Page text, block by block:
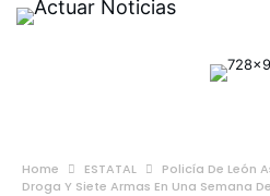
Home ESTATAL
Policía De León
Droga Y Siete Armas En Una Semana